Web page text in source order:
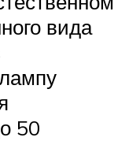
вида
50